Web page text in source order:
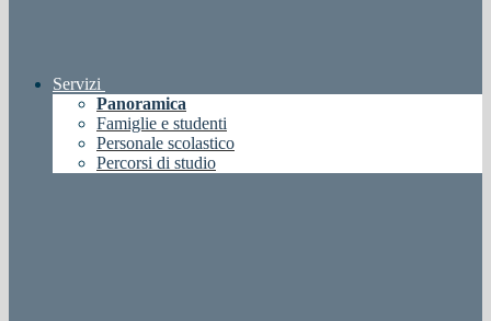
Servizi
Panoramica
Famiglie e studenti
Personale scolastico
Percorsi di studio